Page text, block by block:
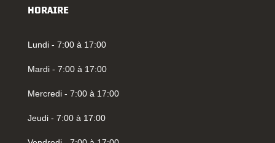
HORAIRE
Lundi - 7:00 à 17:00
Mardi - 7:00 à 17:00
Mercredi - 7:00 à 17:00
Jeudi - 7:00 à 17:00